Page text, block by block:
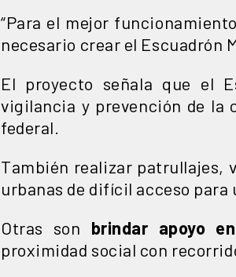
“Para el mejor
necesario crear el Escuadrón
El proyecto señala que el
vigilancia y prevención de la
federal.
También realizar patrullajes,
urbanas de difícil acceso para
Otras son brindar apoyo
proximidad social con